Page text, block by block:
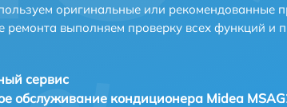
оригинальные или рекомендованные
ремонта выполняем проверку всех функций и
сервис
обслуживание кондиционера Midea